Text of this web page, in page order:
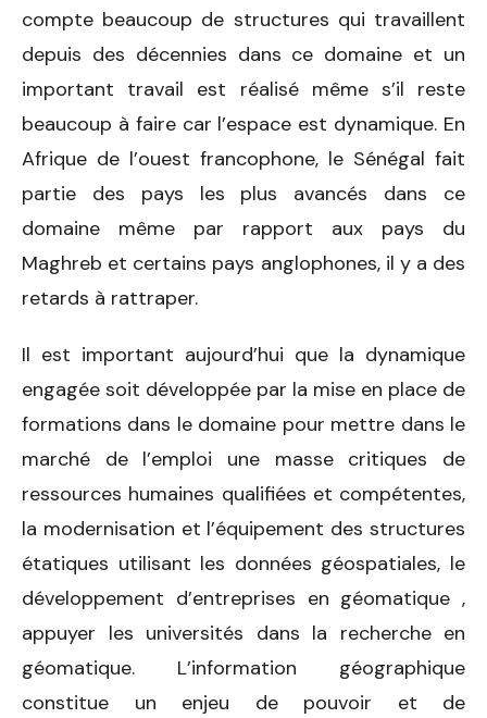
compte beaucoup de structures qui travaillent
depuis des décennies dans ce domaine et un
important travail est réalisé même s’il reste
beaucoup à faire car l’espace est dynamique. En
Afrique de l’ouest francophone, le Sénégal fait
partie des pays les plus avancés dans ce
domaine même par rapport aux pays du
Maghreb et certains pays anglophones, il y a des
retards à rattraper.
Il est important aujourd’hui que la dynamique
engagée soit développée par la mise en place de
formations dans le domaine pour mettre dans le
marché de l’emploi une masse critiques de
ressources humaines qualifiées et compétentes,
la modernisation et l’équipement des structures
étatiques utilisant les données géospatiales, le
développement d’entreprises en géomatique ,
appuyer les universités dans la recherche en
géomatique. L’information géographique
constitue un enjeu de pouvoir et de